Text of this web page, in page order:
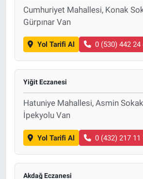
Cumhuriyet Mahallesi, Konak
Gürpınar Van
Yol Tarifi Al 0 (530) 442 24
Yiğit Eczanesi
Hatuniye Mahallesi, Asmin
İpekyolu Van
Yol Tarifi Al 0 (432) 217 11
Akdağ Eczanesi